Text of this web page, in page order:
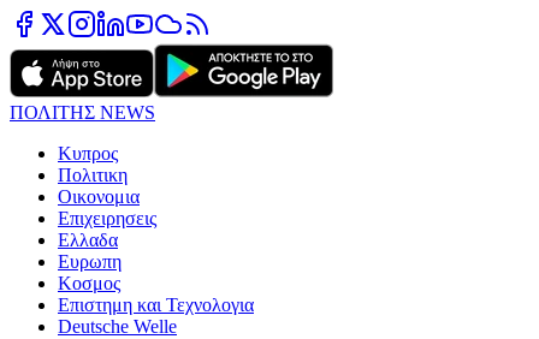
ΠΟΛΙΤΗΣ NEWS
Κυπρος
Πολιτικη
Οικονομια
Επιχειρησεις
Ελλαδα
Ευρωπη
Κοσμος
Επιστημη και Τεχνολογια
Deutsche Welle